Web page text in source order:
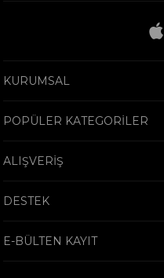
KURUMSAL
POPÜLER KATEGORİLER
ALIŞVERİŞ
DESTEK
E-BÜLTEN KAYIT